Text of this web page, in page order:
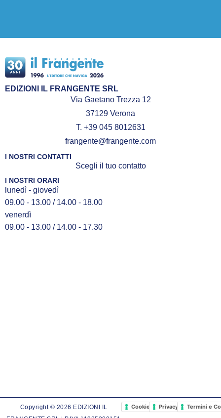
EDIZIONI IL FRANGENTE SRL
Via Gaetano Trezza 12
37129 Verona
T. +39 045 8012631
frangente@frangente.com
I NOSTRI CONTATTI
Scegli il tuo contatto
I NOSTRI ORARI
lunedì - giovedì
09.00 - 13.00 / 14.00 - 18.00
venerdì
09.00 - 13.00 / 14.00 - 17.30
Copyright © 2026 EDIZIONI IL
Cookie PolicyPrivacy PolicyTermini e